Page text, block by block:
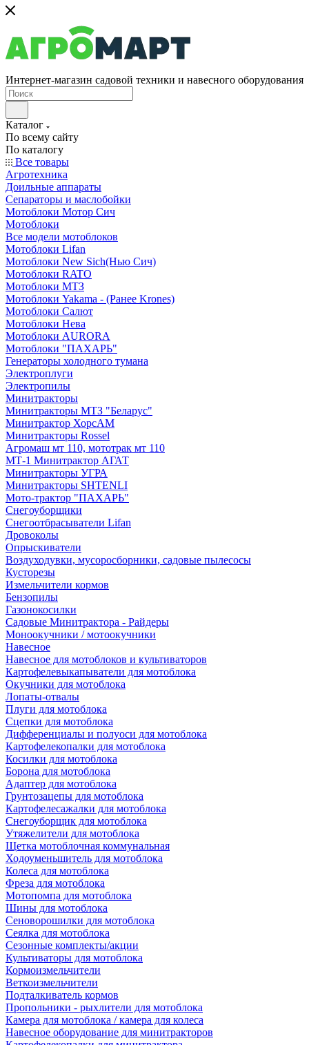
Интернет-магазин садовой техники и навесного оборудования
Каталог
По всему сайту
По каталогу
Все товары
Агротехника
Доильные аппараты
Сепараторы и маслобойки
Мотоблоки Мотор Сич
Мотоблоки
Все модели мотоблоков
Мотоблоки Lifan
Мотоблоки New Sich(Нью Сич)
Мотоблоки RATO
Мотоблоки МТЗ
Мотоблоки Yakama - (Ранее Krones)
Мотоблоки Салют
Мотоблоки Нева
Мотоблоки AURORA
Мотоблоки "ПАХАРЬ"
Генераторы холодного тумана
Электроплуги
Электропилы
Минитракторы
Минитракторы МТЗ "Беларус"
Минитрактор ХорсАМ
Минитракторы Rossel
Агромаш мт 110, мототрак мт 110
МТ-1 Минитрактор АГАТ
Минитракторы УГРА
Минитракторы SHTENLI
Мото-трактор "ПАХАРЬ"
Снегоуборщики
Снегоотбрасыватели Lifan
Дровоколы
Опрыскиватели
Воздуходувки, мусоросборники, cадовые пылесосы
Кусторезы
Измельчители кормов
Бензопилы
Газонокосилки
Садовые Минитрактора - Райдеры
Моноокучники / мотоокучники
Навесное
Навесное для мотоблоков и культиваторов
Картофелевыкапыватели для мотоблока
Окучники для мотоблока
Лопаты-отвалы
Плуги для мотоблока
Сцепки для мотоблока
Дифференциалы и полуоси для мотоблока
Картофелекопалки для мотоблока
Косилки для мотоблока
Борона для мотоблока
Адаптер для мотоблока
Грунтозацепы для мотоблока
Картофелесажалки для мотоблока
Снегоуборщик для мотоблока
Утяжелители для мотоблока
Щетка мотоблочная коммунальная
Ходоуменьшитель для мотоблока
Колеса для мотоблока
Фреза для мотоблока
Мотопомпа для мотоблока
Шины для мотоблока
Сеноворошилки для мотоблока
Сеялка для мотоблока
Сезонные комплекты/акции
Культиваторы для мотоблока
Кормоизмельчители
Веткоизмельчители
Подталкиватель кормов
Пропольники - рыхлители для мотоблока
Камера для мотоблока / камера для колеса
Навесное оборудование для минитракторов